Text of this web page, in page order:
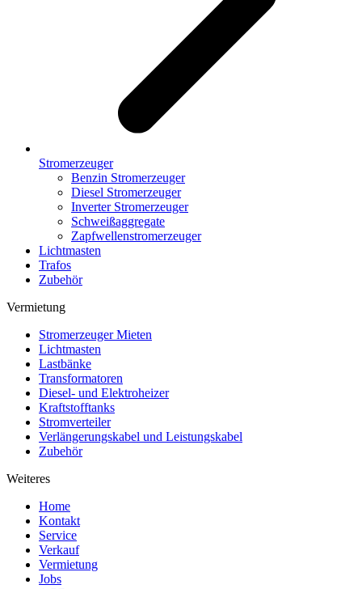
Stromerzeuger
Benzin Stromerzeuger
Diesel Stromerzeuger
Inverter Stromerzeuger
Schweißaggregate
Zapfwellenstromerzeuger
Lichtmasten
Trafos
Zubehör
Vermietung
Stromerzeuger Mieten
Lichtmasten
Lastbänke
Transformatoren
Diesel- und Elektroheizer
Kraftstofftanks
Stromverteiler
Verlängerungskabel und Leistungskabel
Zubehör
Weiteres
Home
Kontakt
Service
Verkauf
Vermietung
Jobs